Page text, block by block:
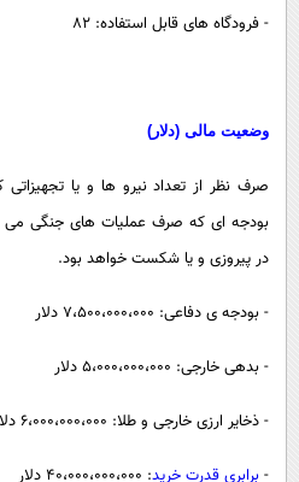
- فرودگاه های قابل استفاده: 82
وضعیت مالی (دلار)
صرف نظر از تعداد نیرو ها و یا تجهیزاتی
بودجه ای که صرف عملیات های جنگی می
در پیروزی و یا شکست خواهد بود.
- بودجه ی دفاعی: 7،500،000،000 دلار
- بدهی خارجی: 5،000،000،000 دلار
- ذخایر ارزی خارجی و طلا: 6،000،000،000 دلار
-برابری قدرت خرید: 40،000،000،000 دلار